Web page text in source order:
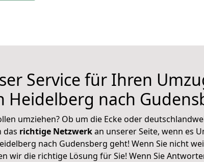
Service für Ihren
Heidelberg nach
umziehen? Ob um die Ecke oder
das richtige Netzwerkan unserer Seite, wenn es
nach Gudensberg geht! Wenn Sie nicht
wir die richtige Lösung für Sie! Wenn Sie